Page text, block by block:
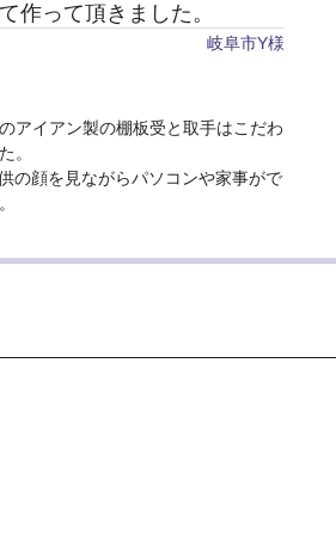
作って頂きました。
岐阜市Y様
アイアン製の棚板受と取手はこだわ
。
の顔を見ながらパソコンや家事がで